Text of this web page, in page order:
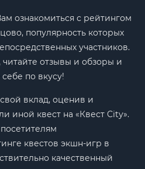
ознакомиться с рейтингом
популярность которых
участников.
читайте отзывы и обзоры и
по вкусу!
вклад, оценив и
иной квест на «Квест City».
квестов экшн-игр в
качественный